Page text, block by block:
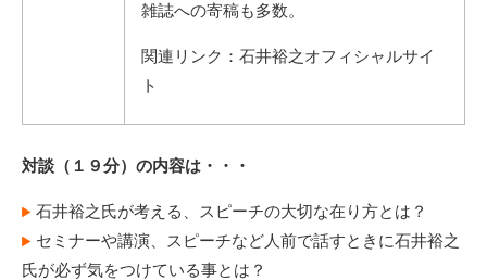
雑誌への寄稿も多数。
関連リンク： 石井裕之オフィシャルサイ
ト
対談（１９分）の内容は・・・
石井裕之氏が考える、スピーチの大切な在り方とは？
セミナーや講演、スピーチなど人前で話すときに石井裕之
氏が必ず気をつけている事とは？